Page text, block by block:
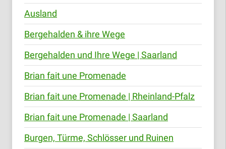
Ausland
Bergehalden & ihre Wege
Bergehalden und Ihre Wege | Saarland
Brian fait une Promenade
Brian fait une Promenade | Rheinland-Pfalz
Brian fait une Promenade | Saarland
Burgen, Türme, Schlösser und Ruinen